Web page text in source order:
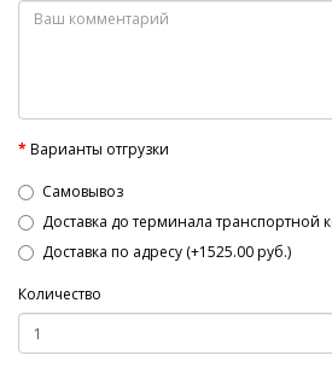
Варианты отгрузки
Самовывоз
Доставка до терминала транспортной
Доставка по адресу (+1525.00 руб.)
Количество